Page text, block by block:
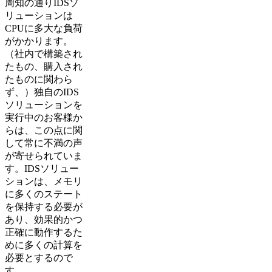
周知の通りIDSソ
リューションは
CPUに多大な負荷
がかかります。
（社内で構築され
たもの、購入され
たものに関わら
ず、）独自のIDS
ソリューションを
実行中のお客様か
らは、この点に関
して常に不満の声
が寄せられていま
す。IDSソリュー
ションは、メモリ
に多くのステート
を保持する必要が
あり、効果的かつ
正確に動作するた
めに多くの計算を
必要とするので